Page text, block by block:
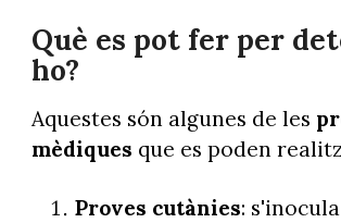
Què es pot fer per
ho?
Aquestes són algunes de les
mèdiques que es poden
Proves cutànies: